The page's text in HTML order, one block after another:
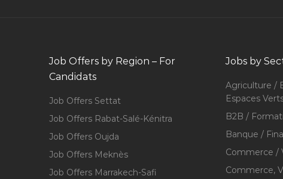
Job Offers by Region – For
Candidats
Job Offers Settat
Job Offers Rabat-Salé-Kénitra
Job Offers Oujda
Job Offers Meknès
Job Offers Marrakech-Safi
Jobs by
Agriculture /
Espaces
B2B /
Banque /
Commerce /
Commerce,